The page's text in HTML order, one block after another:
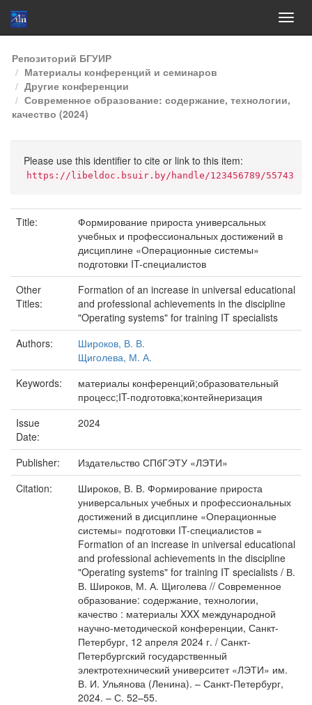
Skip
navigation
Репозиторий БГУИР
Материалы конференций и семинаров
Другие конференции
Современное образование: содержание, технологии,
качество (2024)
Please use this identifier to cite or link to this item:
https://libeldoc.bsuir.by/handle/123456789/55743
Title:
Формирование прироста универсальных
учебных и профессиональных достижений в
дисциплине «Операционные системы»
подготовки IT-специалистов
Other
Titles:
Formation of an increase in universal educational
and professional achievements in the discipline
"Operating systems" for training IT specialists
Authors:
Широков, В. В.
Щиголева, М. А.
Keywords:
материалы конференций;образовательный
процесс;IT-подготовка;контейнеризация
Issue
Date:
2024
Publisher:
Издательство СПбГЭТУ «ЛЭТИ»
Citation:
Широков, В. В. Формирование прироста
универсальных учебных и профессиональных
достижений в дисциплине «Операционные
системы» подготовки IT-специалистов =
Formation of an increase in universal educational
and professional achievements in the discipline
"Operating systems" for training IT specialists / В.
В. Широков, М. А. Щиголева // Современное
образование: содержание, технологии,
качество : материалы XXX международной
научно-методической конференции, Санкт-
Петербург, 12 апреля 2024 г. / Санкт-
Петербургский государственный
электротехнический университет «ЛЭТИ» им.
В. И. Ульянова (Ленина). – Санкт-Петербург,
2024. – С. 52–55.